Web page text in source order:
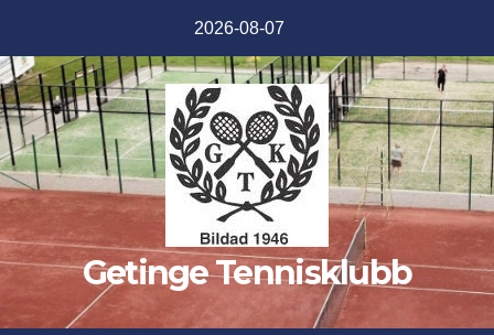
innehåll
2026-08-07
Getinge Tennisklubb